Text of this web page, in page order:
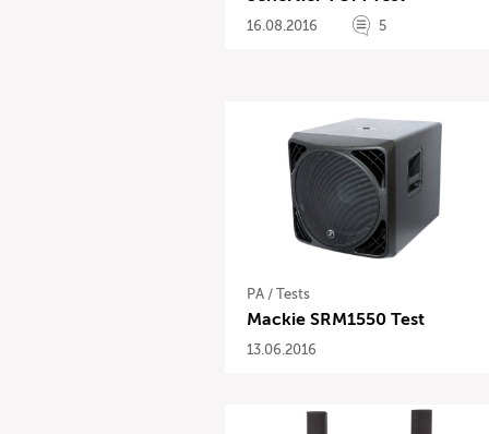
16.08.2016 5
PA/ Tests
Mackie SRM1550 Test
13.06.2016